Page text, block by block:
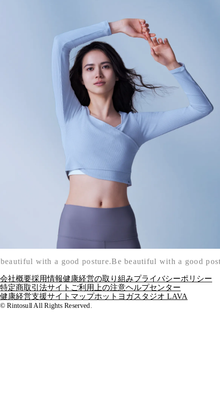
with a good posture.Be beautiful with a good
会社概要採用情報健康経営の取り組みプライバシーポリシー
特定商取引法サイトご利用上の注意ヘルプセンター
健康経営支援サイトマップホットヨガスタジオ LAVA
© Rintosull All Rights Reserved.